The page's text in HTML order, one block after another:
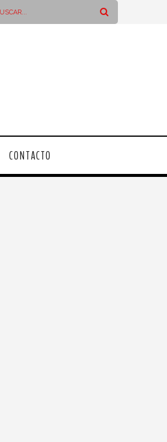
CONTACTO